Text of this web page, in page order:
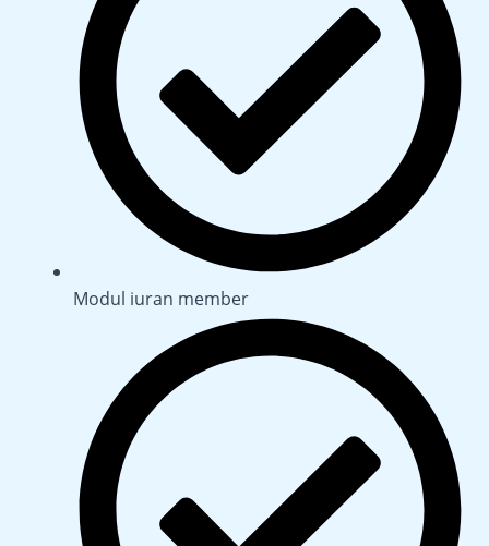
Modul iuran member